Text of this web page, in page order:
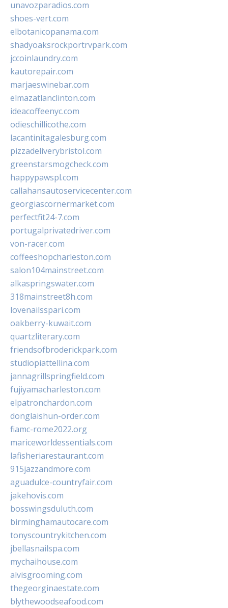
unavozparadios.com
shoes-vert.com
elbotanicopanama.com
shadyoaksrockportrvpark.com
jccoinlaundry.com
kautorepair.com
marjaeswinebar.com
elmazatlanclinton.com
ideacoffeenyc.com
odieschillicothe.com
lacantinitagalesburg.com
pizzadeliverybristol.com
greenstarsmogcheck.com
happypawspl.com
callahansautoservicecenter.com
georgiascornermarket.com
perfectfit24-7.com
portugalprivatedriver.com
von-racer.com
coffeeshopcharleston.com
salon104mainstreet.com
alkaspringswater.com
318mainstreet8h.com
lovenailsspari.com
oakberry-kuwait.com
quartzliterary.com
friendsofbroderickpark.com
studiopiattellina.com
jannagrillspringfield.com
fujiyamacharleston.com
elpatronchardon.com
donglaishun-order.com
fiamc-rome2022.org
mariceworldessentials.com
lafisheriarestaurant.com
915jazzandmore.com
aguadulce-countryfair.com
jakehovis.com
bosswingsduluth.com
birminghamautocare.com
tonyscountrykitchen.com
jbellasnailspa.com
mychaihouse.com
alvisgrooming.com
thegeorginaestate.com
blythewoodseafood.com